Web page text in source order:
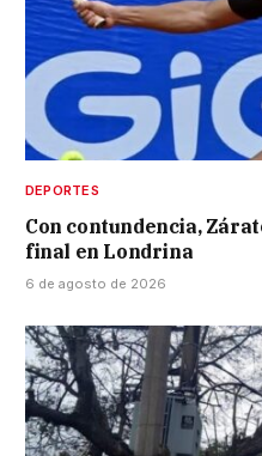
DEPORTES
Con contundencia,
final en Londrina
6 de agosto de 2026